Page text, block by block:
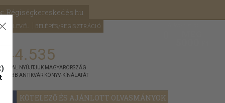
Régiségkereskedés.hu
HÍRLEVÉL BELÉPÉS/REGISZTRÁCIÓ
KÖTELEZŐ ÉS AJÁNLOTT OLVASMÁNYOK
NYÚJTJUK MAGYARORSZÁG
ANTIKVÁR KÖNYV-KÍNÁLATÁT